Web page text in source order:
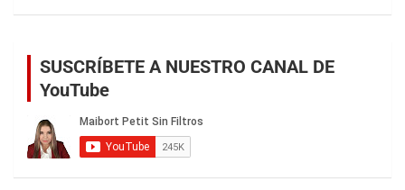
SUSCRÍBETE A NUESTRO CANAL DE
YouTube